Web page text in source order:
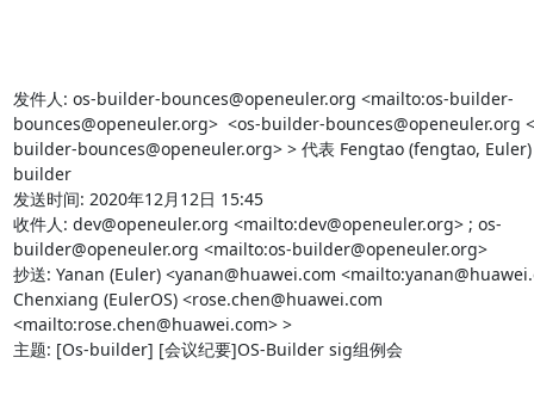
发件人: os-builder-bounces@openeuler.org <mailto:os-builder-
bounces@openeuler.org>  <os-builder-bounces@openeuler.org
builder-bounces@openeuler.org> > 代表 Fengtao (fengtao,
builder
发送时间: 2020年12月12日 15:45
收件人: dev@openeuler.org <mailto:dev@openeuler.org> ; os-
builder@openeuler.org <mailto:os-builder@openeuler.org>
抄送: Yanan (Euler) <yanan@huawei.com
Chenxiang (EulerOS) <rose.chen@huawei.com
<mailto:rose.chen@huawei.com> >
主题: [Os-builder] [会议纪要]OS-Builder sig组例会